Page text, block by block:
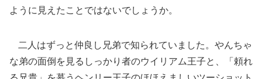
ように見えたことではないでしょうか。
二人はずっと仲良し兄弟で知られていました。やんちゃ
な弟の面倒を見るしっかり者のウイリアム王子と、「頼れ